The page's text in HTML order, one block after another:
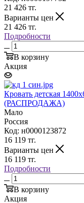
21 426 тг.
Варианты цен
21 426 тг.
Подробности
В корзину
Акция
Кровать детская
(РАСПРОДАЖА)
Мало
Россия
Код: н0000123872
16 119 тг.
Варианты цен
16 119 тг.
Подробности
В корзину
Акция